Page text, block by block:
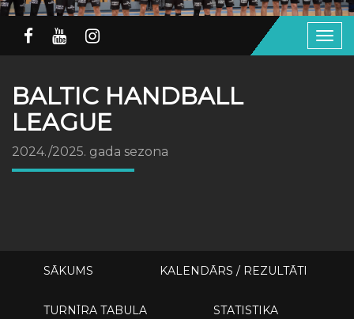
BALTIC HANDBALL
LEAGUE
2024./2025. gada sezona
SĀKUMS KALENDĀRS / REZULTĀTI
TURNĪRA TABULA STATISTIKA